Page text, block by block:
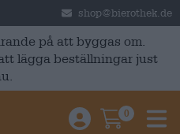
shop@bierothek.de
på att byggas om.
lägga beställningar just
Einloggen /
0